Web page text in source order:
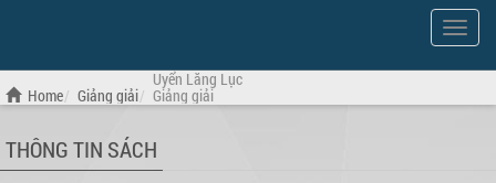
Show
Menu
Home Giảng giải
Uyển Lăng Lục
Giảng giải
THÔNG TIN SÁCH